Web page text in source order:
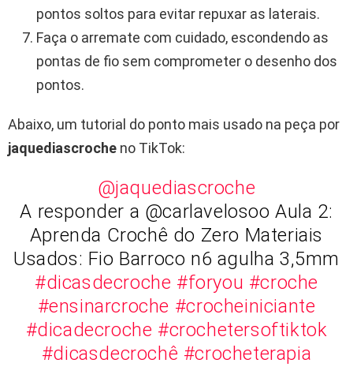
pontos soltos para evitar repuxar as laterais.
Faça o arremate com cuidado, escondendo as
pontas de fio sem comprometer o desenho dos
pontos.
Abaixo, um tutorial do ponto mais usado na peça por
jaquediascroche no TikTok:
@jaquediascroche
A responder a @carlavelosoo Aula 2:
Aprenda Crochê do Zero Materiais
Usados: Fio Barroco n6 agulha 3,5mm
#dicasdecroche #foryou #croche
#ensinarcroche #crocheiniciante
#dicadecroche #crochetersoftiktok
#dicasdecrochê #crocheterapia